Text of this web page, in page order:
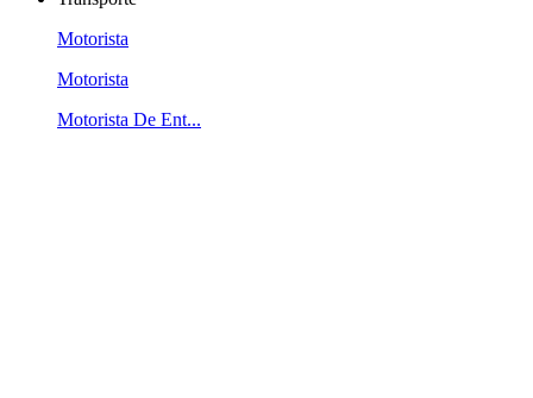
Motorista
Motorista
Motorista De Ent...